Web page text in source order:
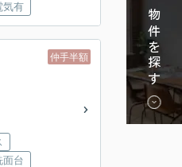
物件を探す
気有
仲手半額
面台